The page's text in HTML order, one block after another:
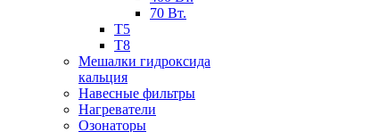
70 Вт.
Т5
Т8
Мешалки гидроксида
кальция
Навесные фильтры
Нагреватели
Озонаторы